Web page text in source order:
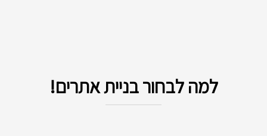
למה לבחור בניית אתרים!